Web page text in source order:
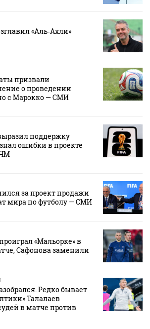
«Аль‑Ахли»
призвали
о проведении
с Марокко — СМИ
поддержку
ошибки в проекте
за проект продажи
мира по футболу — СМИ
«Мальорке» в
Сафонова заменили
Редко бывает
Талалаев
в матче против